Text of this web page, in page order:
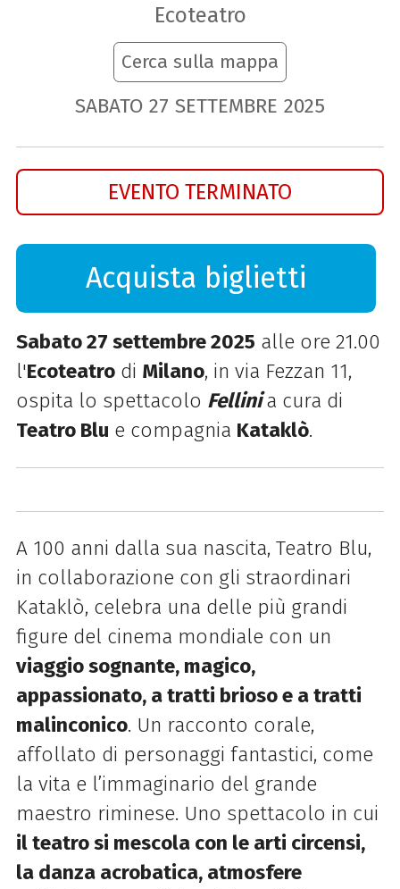
Ecoteatro
Cerca sulla mappa
SABATO 27 SETTEMBRE 2025
EVENTO TERMINATO
Acquista biglietti
Sabato 27 settembre 2025 alle ore 21.00
l'Ecoteatrodi Milano, in via Fezzan 11,
ospita lo spettacolo Fellinia cura di
Teatro Blu e compagnia Kataklò.
A 100 anni dalla sua nascita, Teatro Blu,
in collaborazione con gli straordinari
Kataklò, celebra una delle più grandi
figure del cinema mondiale con un
viaggio sognante, magico,
appassionato, a tratti brioso e a tratti
malinconico. Un racconto corale,
affollato di personaggi fantastici, come
la vita e l’immaginario del grande
maestro riminese. Uno spettacolo in cui
il teatro si mescola con le arti circensi,
la danza acrobatica, atmosfere